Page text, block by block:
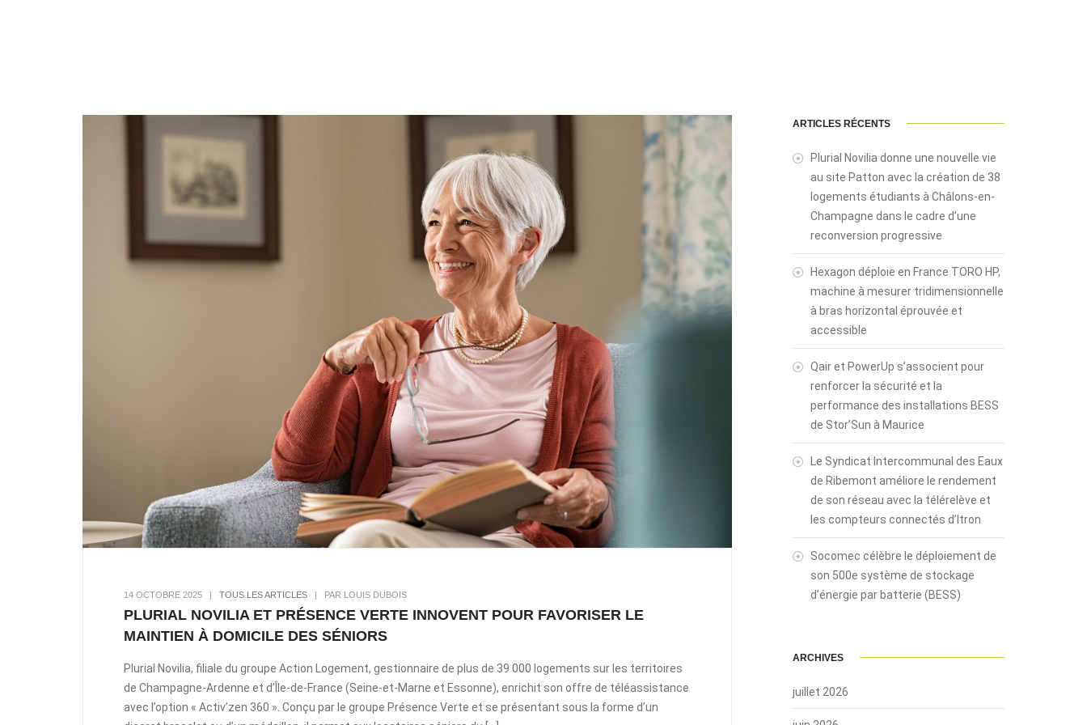
14 OCTOBRE 2025 | TOUS LES ARTICLES | PAR LOUIS DUBOIS
PLURIAL NOVILIA ET PRÉSENCE VERTE INNOVENT POUR FAVORISER LE
MAINTIEN À DOMICILE DES SÉNIORS
Plurial Novilia, filiale du groupe Action Logement, gestionnaire de plus de 39 000 logements sur les territoires
de Champagne-Ardenne et d’Île-de-France (Seine-et-Marne et Essonne), enrichit son offre de téléassistance
avec l’option « Activ’zen 360 ». Conçu par le groupe Présence Verte et se présentant sous la forme d’un
ARTICLES RÉCENTS
Plurial Novilia donne une nouvelle vie
au site Patton avec la création de 38
logements étudiants à Châlons-en-
Champagne dans le cadre d’une
reconversion progressive
Hexagon déploie en France TORO HP,
machine à mesurer tridimensionnelle
à bras horizontal éprouvée et
accessible
Qair et PowerUp s’associent pour
renforcer la sécurité et la
performance des installations BESS
de Stor’Sun à Maurice
Le Syndicat Intercommunal des Eaux
de Ribemont améliore le rendement
de son réseau avec la télérelève et
les compteurs connectés d’Itron
Socomec célèbre le déploiement de
son 500e système de stockage
d’énergie par batterie (BESS)
ARCHIVES
juillet 2026